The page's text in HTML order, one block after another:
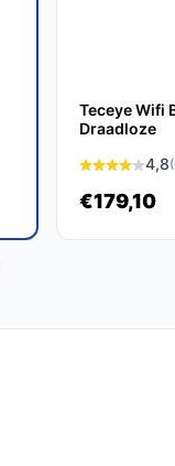
Teceye Wifi
Draadloze
4,8
€179,10